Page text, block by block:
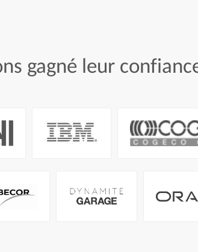
gagné leur